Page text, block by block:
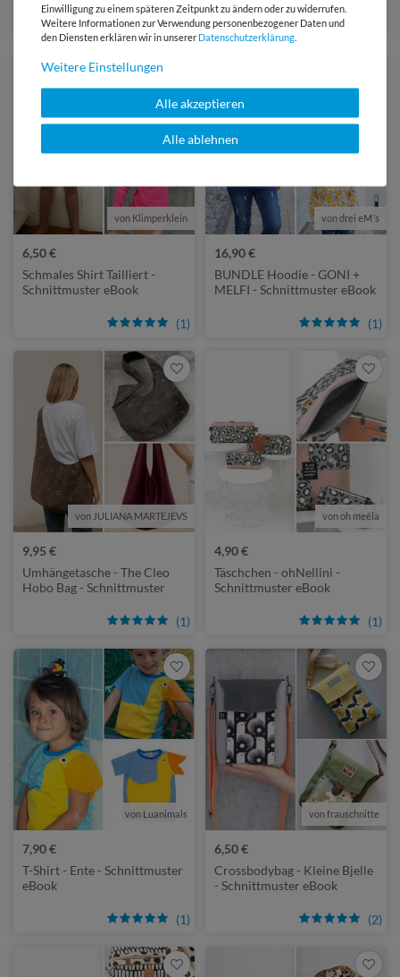
(1)
von Klimperklein
6,50 €
(1)
Schmales Shirt Tailliert -
Schnittmuster eBook
von drei eM´s
16,90 €
(1)
BUNDLE Hoodie - GONI +
MELFI - Schnittmuster eBook
von JULIANA MARTEJEVS
9,95 €
(1)
Umhängetasche - The Cleo
Hobo Bag - Schnittmuster
von oh meéla
4,90 €
(1)
Täschchen - ohNellini -
Schnittmuster eBook
von Luanimals
7,90 €
(1)
T-Shirt - Ente - Schnittmuster
eBook
von frauschnitte
6,50 €
(2)
Crossbodybag - Kleine Bjelle
- Schnittmuster eBook
Einwilligung zu einem späteren Zeitpunkt zu ändern oder zu widerrufen.
Weitere Informationen zur Verwendung personenbezogener Daten und
den Diensten erklären wir in unserer Daten­schutz­erklärung
Weitere Einstellungen
Alle akzeptieren
Alle ablehnen